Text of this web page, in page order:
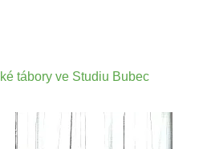
tábory ve Studiu Bubec